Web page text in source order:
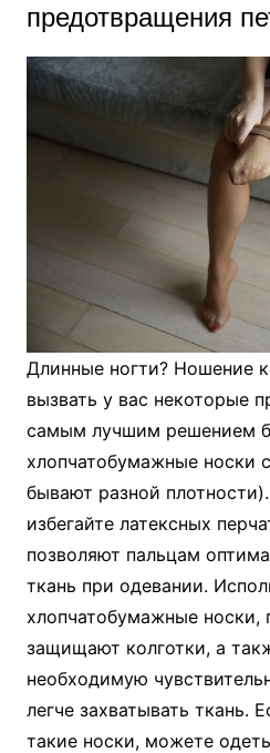
предотвращения
Длинные ногти? Ношение
вызвать у вас некоторые
самым лучшим решением
хлопчатобумажные носки
бывают разной
избегайте латексных
позволяют пальцам
ткань при одевании.
хлопчатобумажные носки,
защищают колготки, а
необходимую
легче захватывать ткань.
такие носки, можете